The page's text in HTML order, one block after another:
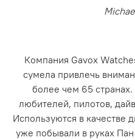
Компания Gavox
сумела привлечь
более чем 65
любителей, пилотов,
Используются в качестве
уже побывали в руках